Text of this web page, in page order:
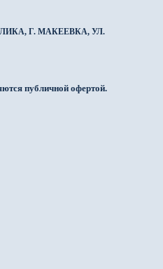
Г. МАКЕЕВКА, УЛ.
публичной офертой.